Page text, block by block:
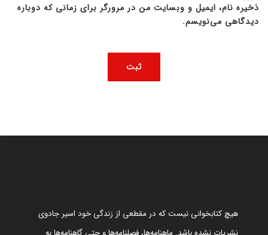
ذخیره نام، ایمیل و وبسایت من در مرورگر برای زمانی که دوباره
دیدگاهی می‌نویسم.
هیچ کتابخوانی نیست که در مقطعی از زندگی خود اسیر جادوی